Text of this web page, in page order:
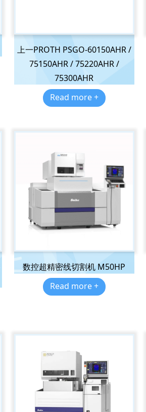
上一PROTH PSGO-60150AHR /
75150AHR / 75220AHR /
75300AHR
Read more +
数控超精密线切割机 M50HP
Read more +